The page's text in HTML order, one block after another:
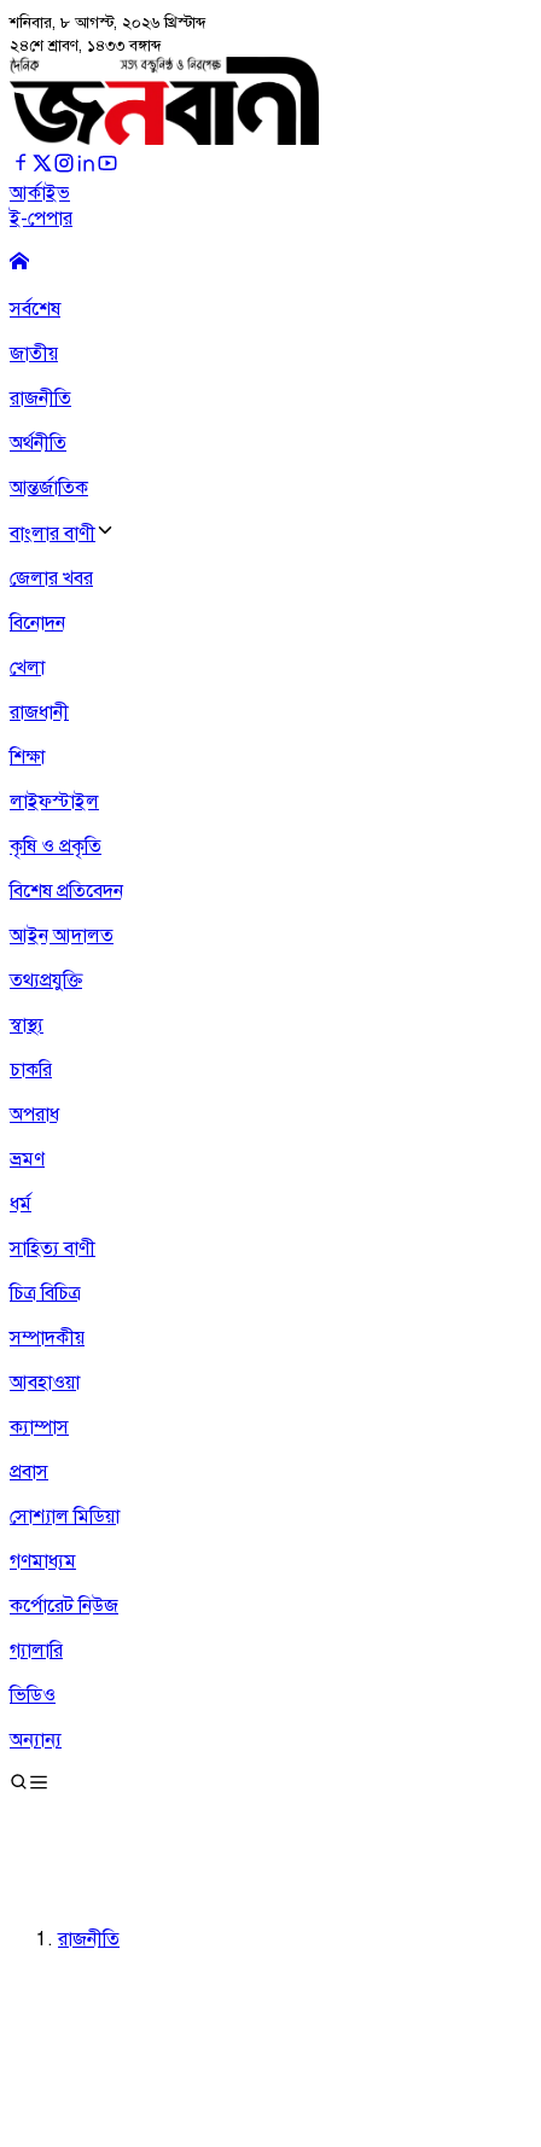
শনিবার, ৮ আগস্ট, ২০২৬ খ্রিস্টাব্দ
২৪শে শ্রাবণ, ১৪৩৩ বঙ্গাব্দ
আর্কাইভ
ই-পেপার
সর্বশেষ
জাতীয়
রাজনীতি
অর্থনীতি
আন্তর্জাতিক
বাংলার বাণী
জেলার খবর
বিনোদন
খেলা
রাজধানী
শিক্ষা
লাইফস্টাইল
কৃষি ও প্রকৃতি
বিশেষ প্রতিবেদন
আইন আদালত
তথ্যপ্রযুক্তি
স্বাস্থ্য
চাকরি
অপরাধ
ভ্রমণ
ধর্ম
সাহিত্য বাণী
চিত্র বিচিত্র
সম্পাদকীয়
আবহাওয়া
ক্যাম্পাস
প্রবাস
সোশ্যাল মিডিয়া
গণমাধ্যম
কর্পোরেট নিউজ
গ্যালারি
ভিডিও
অন্যান্য
রাজনীতি